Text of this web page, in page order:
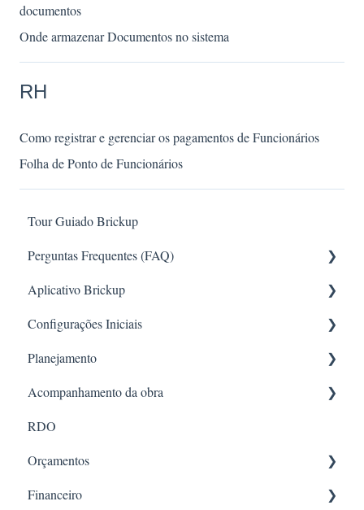
documentos
Onde armazenar Documentos no sistema
RH
Como registrar e gerenciar os pagamentos de Funcionários
Folha de Ponto de Funcionários
Tour Guiado Brickup
Perguntas Frequentes (FAQ)
Requisições
RH
Configuração de Permissões
RDO
Orçamento e Planejamento
Financeiro
Aplicativo Brickup
App online
Configurações Iniciais
Configurações e Controle Administrativo
Acesso e Navegação
Gestão e Configuração de Obras
Planejamento
Formatos de criação e estruturação
Gestão e acompanhamento do planejamento
Acompanhamento da obra
Diárias da obra
Avanço da obra
Entrega de EPI
RDO
Orçamentos
Criação e Configuração de Orçamento
Financeiro